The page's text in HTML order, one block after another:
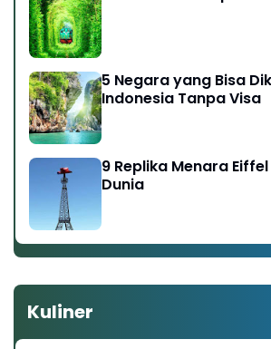
5 Negara yang Bisa
Indonesia Tanpa Visa
9 Replika Menara
Dunia
Kuliner